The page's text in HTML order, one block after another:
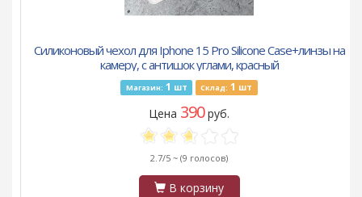
Силиконовый чехол для Iphone 15 Pro Silicone Case+линзы на
камеру, с антишок углами, красный
Магазин: 1 шт Склад: 1 шт
Цена 390руб.
2.7/5 ~ (9 голосов)
В корзину